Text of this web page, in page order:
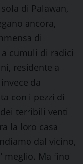
di Palawan,
ancora,
di
cumuli di radici
residente a
da
con i pezzi di
terribili venti
la loro casa
dal vicino,
meglio. Ma fino